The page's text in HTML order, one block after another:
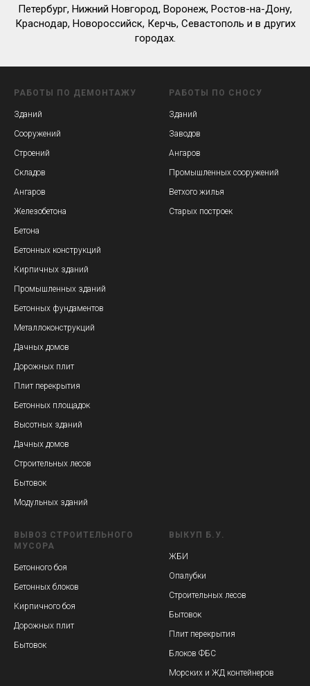
Петербург, Нижний Новгород, Воронеж, Ростов-на-Дону,
Краснодар, Новороссийск, Керчь, Севастополь и в других
городах.
РАБОТЫ ПО ДЕМОНТАЖУ
Зданий
Сооружений
Строений
Складов
Ангаров
Железобетона
Бетона
Бетонных конструкций
Кирпичных зданий
Промышленных зданий
Бетонных фундаментов
Металлоконструкций
Дачных домов
Дорожных плит
Плит перекрытия
Бетонных площадок
Высотных зданий
Дачных домов
Строительных лесов
Бытовок
Модульных зданий
РАБОТЫ ПО СНОСУ
Зданий
Заводов
Ангаров
Промышленных сооружений
Ветхого жилья
Старых построек
ВЫВОЗ СТРОИТЕЛЬНОГО
МУСОРА
Бетонного боя
Бетонных блоков
Кирпичного боя
Дорожных плит
Бытовок
ВЫКУП Б.У.
ЖБИ
Опалубки
Строительных лесов
Бытовок
Плит перекрытия
Блоков ФБС
Морских и ЖД контейнеров